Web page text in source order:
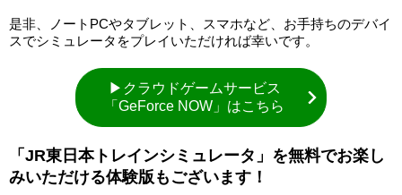
是非、ノートPCやタブレット、スマホなど、お手持ちのデバイ
スでシミュレータをプレイいただければ幸いです。
▶クラウドゲームサービス
「GeForce NOW」はこちら
「JR東日本トレインシミュレータ」を無料でお楽し
みいただける体験版もございます！